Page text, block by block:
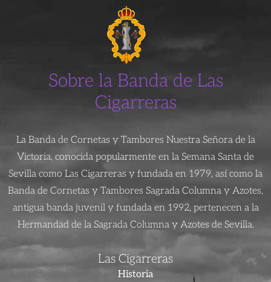
Sobre la Banda de Las
Cigarreras
La Banda de Cornetas y Tambores Nuestra Señora de la
Victoria, conocida popularmente en la Semana Santa de
Sevilla como Las Cigarreras y fundada en 1979, así como la
Banda de Cornetas y Tambores Sagrada Columna y Azotes,
antigua banda juvenil y fundada en 1992, pertenecen a la
Hermandad de la Sagrada Columna y Azotes de Sevilla.
Las Cigarreras
Historia